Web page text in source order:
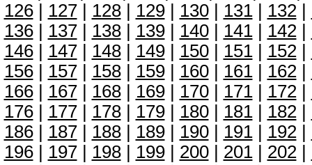
126| 127| 128| 129| 130| 131| 132|
136| 137| 138| 139| 140| 141| 142|
146| 147| 148| 149| 150| 151| 152|
156| 157| 158| 159| 160| 161| 162|
166| 167| 168| 169| 170| 171| 172|
176| 177| 178| 179| 180| 181| 182|
186| 187| 188| 189| 190| 191| 192|
196| 197| 198| 199| 200| 201| 202|